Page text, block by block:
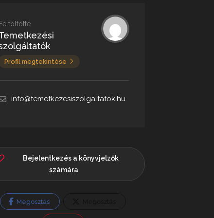
Feltöltötte
Profil megtekintése
info@temetkezesiszolgaltatok.hu
Bejelentkezés a könyvjelzők
számára
Megosztás